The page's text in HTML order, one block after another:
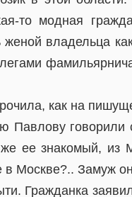
то модная
женой владельца
как на
говорили
ее знакомый, из
в Москве?.. Замуж
Гражданка